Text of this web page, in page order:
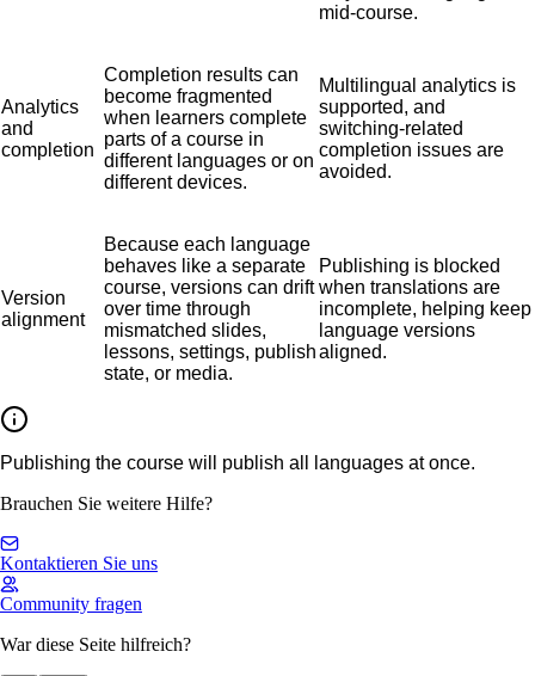
mid-course.
Analytics
and
completion
Completion results can
become fragmented
when learners complete
parts of a course in
different languages or on
different devices.
Multilingual analytics is
supported, and
switching-related
completion issues are
avoided.
Version
alignment
Because each language
behaves like a separate
course, versions can drift
over time through
mismatched slides,
lessons, settings, publish
state, or media.
Publishing is blocked
when translations are
incomplete, helping keep
language versions
aligned.
Publishing the course will publish all languages at once.
Brauchen Sie weitere Hilfe?
Kontaktieren Sie uns
Community fragen
War diese Seite hilfreich?